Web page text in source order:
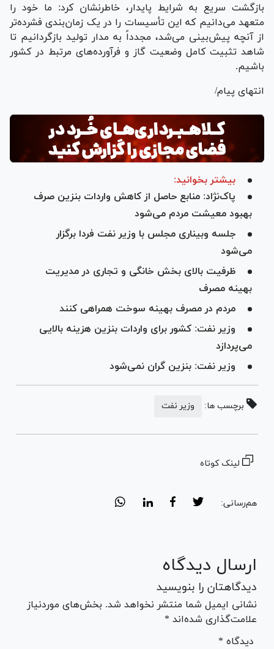
بازگشت سریع به شرایط پایدار، خاطرنشان کرد: ما خود را
متعهد می‌دانیم که این تأسیسات را در یک زمان‌بندی فشرده‌تر
از آنچه پیش‌بینی می‌شد، مجدداً به مدار تولید بازگردانیم تا
شاهد تثبیت کامل وضعیت گاز و فرآورده‌های مرتبط در کشور
باشیم.
انتهای پیام/
بیشتر بخوانید:
پاک‌نژاد: منابع حاصل از کاهش واردات بنزین صرف
بهبود معیشت مردم می‌شود
جلسه وبیناری مجلس با وزیر نفت فردا برگزار
می‌شود
ظرفیت بالای بخش خانگی و تجاری در مدیریت
بهینه مصرف
مردم در مصرف بهینه سوخت همراهی کنند
وزیر نفت: کشور برای واردات بنزین هزینه بالایی
می‌پردازد
وزیر نفت: بنزین گران نمی‌شود
برچسب ها: وزیر نفت
لینک کوتاه
هم‌رسانی:
ارسال دیدگاه
دیدگاهتان را بنویسید
نشانی ایمیل شما منتشر نخواهد شد. بخش‌های موردنیاز
علامت‌گذاری شده‌اند *
* دیدگاه